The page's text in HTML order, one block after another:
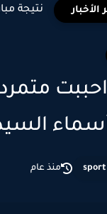
الأخبار نتيجة
منذ عام